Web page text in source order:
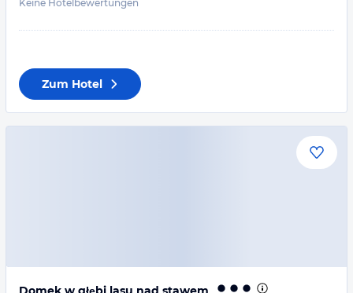
Keine Hotelbewertungen
Zum Hotel